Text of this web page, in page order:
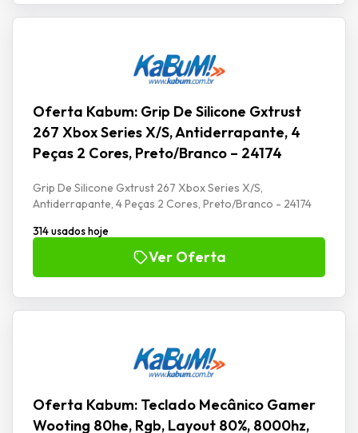
Oferta Kabum: Grip De Silicone Gxtrust
267 Xbox Series X/S, Antiderrapante, 4
Peças 2 Cores, Preto/Branco – 24174
Grip De Silicone Gxtrust 267 Xbox Series X/S,
Antiderrapante, 4 Peças 2 Cores, Preto/Branco - 24174
314 usados hoje
Ver Oferta
Oferta Kabum: Teclado Mecânico Gamer
Wooting 80he, Rgb, Layout 80%, 8000hz,